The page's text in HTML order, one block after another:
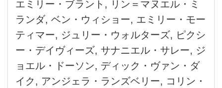
エミリー・ブラント, リン＝マヌエル・ミ
ランダ, ベン・ウィショー, エミリー・モー
ティマー, ジュリー・ウォルターズ, ピクシ
ー・デイヴィーズ, サナニエル・サレー, ジ
ョエル・ドーソン, ディック・ヴァン・ダ
イク, アンジェラ・ランズベリー, コリン・